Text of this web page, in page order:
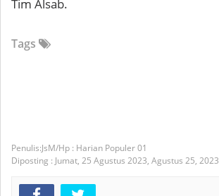
Tim Alsab.
Tags
JsM/Hp : Harian Populer 01
Diposting : Jumat, 25 Agustus 2023, Agustus 25, 2023